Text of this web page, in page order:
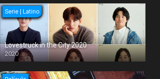
Serie | Latino
Lovestruck in the City 2020
2020